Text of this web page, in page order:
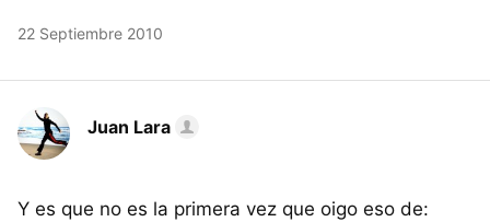
22 Septiembre 2010
Juan Lara
Y es que no es la primera vez que oigo eso de: